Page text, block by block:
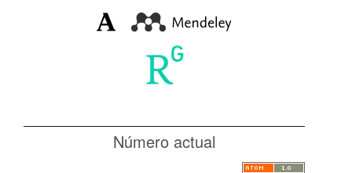
Número actual